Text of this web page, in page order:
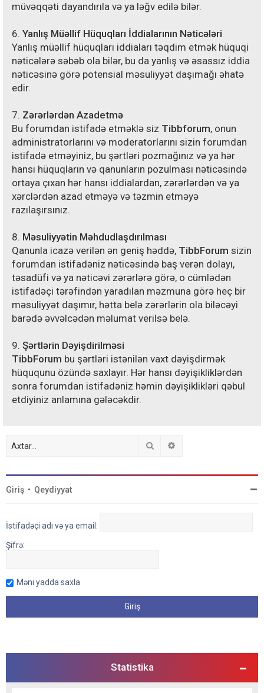
müvəqqəti dayandırıla və ya ləğv edilə bilər.
6. Yanlış Müəllif Hüquqları İddialarının Nəticələri
Yanlış müəllif hüquqları iddiaları təqdim etmək hüquqi
nəticələrə səbəb ola bilər, bu da yanlış və əsassız iddia
nəticəsinə görə potensial məsuliyyət daşımağı əhatə
edir.
7. Zərərlərdən Azadetmə
Bu forumdan istifadə etməklə siz Tibbforum, onun
administratorlarını və moderatorlarını sizin forumdan
istifadə etməyiniz, bu şərtləri pozmağınız və ya hər
hansı hüquqların və qanunların pozulması nəticəsində
ortaya çıxan hər hansı iddialardan, zərərlərdən və ya
xərclərdən azad etməyə və təzmin etməyə
razılaşırsınız.
8. Məsuliyyətin Məhdudlaşdırılması
Qanunla icazə verilən ən geniş həddə, TibbForum sizin
forumdan istifadəniz nəticəsində baş verən dolayı,
təsadüfi və ya nəticəvi zərərlərə görə, o cümlədən
istifadəçi tərəfindən yaradılan məzmuna görə heç bir
məsuliyyət daşımır, hətta belə zərərlərin ola biləcəyi
barədə əvvəlcədən məlumat verilsə belə.
9. Şərtlərin Dəyişdirilməsi
TibbForum bu şərtləri istənilən vaxt dəyişdirmək
hüququnu özündə saxlayır. Hər hansı dəyişikliklərdən
sonra forumdan istifadəniz həmin dəyişiklikləri qəbul
etdiyiniz anlamına gələcəkdir.
Axtar
Giriş • Qeydiyyat
İstifadəçi adı və ya email:
Şifrə:
Məni yadda saxla
Statistika